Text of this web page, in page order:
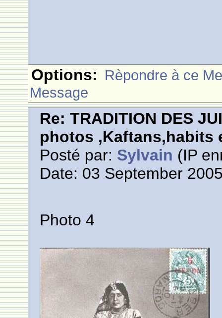
Options: Rèpondre à ce
Message
Re: TRADITION DES
photos ,Kaftans,habits
Posté par: Sylvain (IP
Date: 03 September
Photo 4